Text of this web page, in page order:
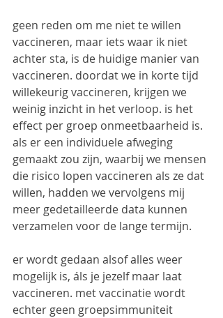
geen reden om me niet te willen
vaccineren, maar iets waar ik niet
achter sta, is de huidige manier van
vaccineren. doordat we in korte tijd
willekeurig vaccineren, krijgen we
weinig inzicht in het verloop. is het
effect per groep onmeetbaarheid is.
als er een individuele afweging
gemaakt zou zijn, waarbij we mensen
die risico lopen vaccineren als ze dat
willen, hadden we vervolgens mij
meer gedetailleerde data kunnen
verzamelen voor de lange termijn.
er wordt gedaan alsof alles weer
mogelijk is, áls je jezelf maar laat
vaccineren. met vaccinatie wordt
echter geen groepsimmuniteit